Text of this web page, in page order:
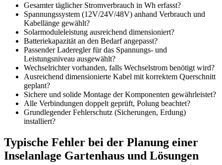
Gesamter täglicher Stromverbrauch in Wh erfasst?
Spannungssystem (12V/24V/48V) anhand Verbrauch und
Kabellänge gewählt?
Solarmoduleleistung ausreichend dimensioniert?
Batteriekapazität an den Bedarf angepasst?
Passender Laderegler für das Spannungs- und
Leistungsniveau ausgewählt?
Wechselrichter vorhanden, falls Wechselstrom benötigt wird?
Ausreichend dimensionierte Kabel mit korrektem Querschnitt
geplant?
Sichere und solide Montage der Komponenten gewährleistet?
Alle Verbindungen doppelt geprüft, Polung beachtet?
Grundlegender Fehlerschutz (Sicherungen, Erdung)
installiert?
Typische Fehler bei der Planung einer
Inselanlage Gartenhaus und Lösungen